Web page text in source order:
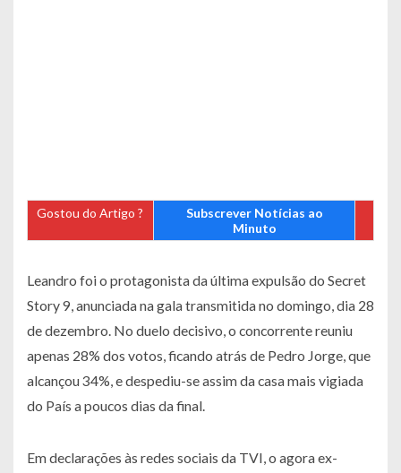
Gostou do Artigo ?
Subscrever Notícias ao
Minuto
Leandro foi o protagonista da última expulsão do Secret
Story 9, anunciada na gala transmitida no domingo, dia 28
de dezembro. No duelo decisivo, o concorrente reuniu
apenas 28% dos votos, ficando atrás de Pedro Jorge, que
alcançou 34%, e despediu-se assim da casa mais vigiada
do País a poucos dias da final.
Em declarações às redes sociais da TVI, o agora ex-